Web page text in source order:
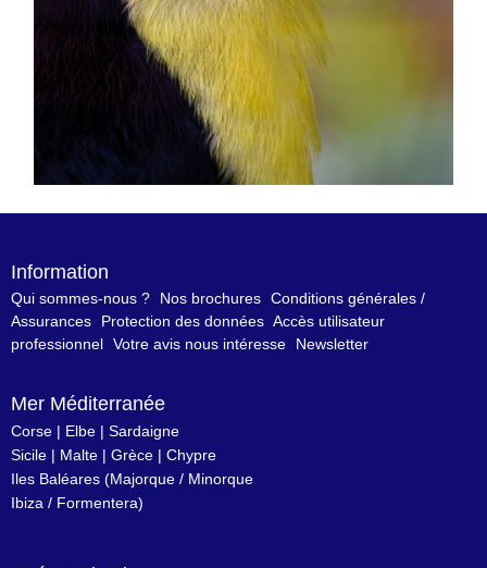
Information
Qui sommes-nous ? Nos brochures Conditions générales /
Assurances
Protection des données Accès utilisateur
professionnel Votre avis nous intéresse Newsletter
Mer Méditerranée
Corse | Elbe | Sardaigne
Sicile | Malte | Grèce | Chypre
Iles Baléares (Majorque / Minorque
Ibiza / Formentera)